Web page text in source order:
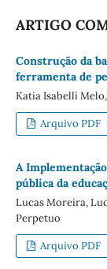
ARTIGO
Construção da
ferramenta de
Katia Isabelli
Arquivo PDF
A
pública da
Lucas Moreira,
Perpetuo
Arquivo PDF